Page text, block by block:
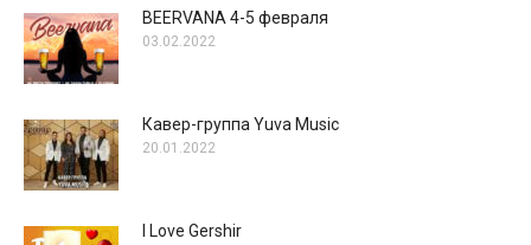
BEERVANA 4-5 февраля
03.02.2022
Кавер-группа Yuva Music
20.01.2022
I Love Gershir